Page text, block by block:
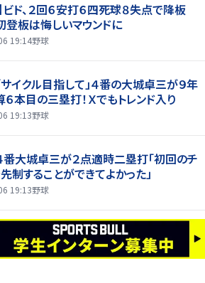
ビド、２回６安打６四死球８失点で降板
登板は悔しいマウンドに
19:14野球
サイクル目指して」４番の大城卓三が９年
本目の三塁打！Ｘでもトレンド入り
19:13野球
番大城卓三が２点適時二塁打「初回のチ
制することができてよかった」
19:13野球